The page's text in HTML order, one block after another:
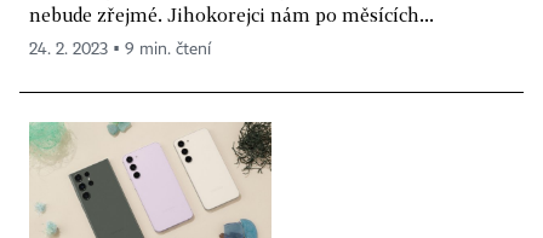
nebude zřejmé. Jihokorejci nám po měsících...
24. 2. 2023 ▪ 9 min. čtení